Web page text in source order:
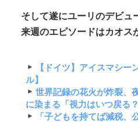
そして遂にユーリのデビュ
来週のエピソードはカオス
【ドイツ】アイスマシー
ル】
世界記録の花火が炸裂、
に染まる「視力はいつ戻る
「子どもを持てば減税、